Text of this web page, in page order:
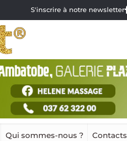
S'inscrire à notre newsletter
Qui sommes-nous ? Contacts